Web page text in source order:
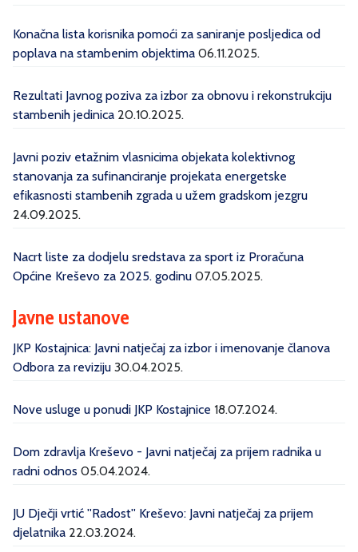
Konačna lista korisnika pomoći za saniranje posljedica od
poplava na stambenim objektima 06.11.2025.
Rezultati Javnog poziva za izbor za obnovu i rekonstrukciju
stambenih jedinica 20.10.2025.
Javni poziv etažnim vlasnicima objekata kolektivnog
stanovanja za sufinanciranje projekata energetske
efikasnosti stambenih zgrada u užem gradskom jezgru
24.09.2025.
Nacrt liste za dodjelu sredstava za sport iz Proračuna
Općine Kreševo za 2025. godinu 07.05.2025.
Javne ustanove
JKP Kostajnica: Javni natječaj za izbor i imenovanje članova
Odbora za reviziju 30.04.2025.
Nove usluge u ponudi JKP Kostajnice 18.07.2024.
Dom zdravlja Kreševo - Javni natječaj za prijem radnika u
radni odnos 05.04.2024.
JU Dječji vrtić ''Radost'' Kreševo: Javni natječaj za prijem
djelatnika 22.03.2024.